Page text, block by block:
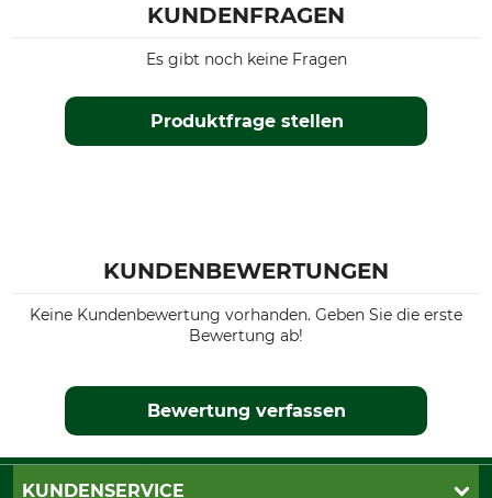
KUNDENFRAGEN
Produktfrage stellen
Es gibt noch keine Fragen
KUNDENBEWERTUNGEN
Keine Kundenbewertung vorhanden. Geben Sie die erste
Bewertung ab!
Bewertung verfassen
KUNDENSERVICE